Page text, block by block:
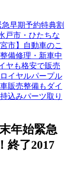
早期予約特典割
戸市・ひたちな
市】自動車のこ
備修理・新車中
ヤも格安で販売
イヤルパープル
販売整備もダイ
込みパーツ取り
年始緊急
終了2017